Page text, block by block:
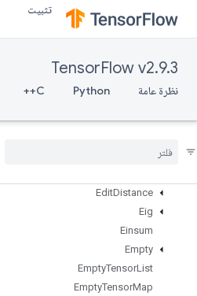
تثبيت
TensorFlow v2.9.3
نظرة عامة Python
C++
DistributedSave
DrawBoundingBoxesV2
DummyMemoryCache
DummySeedGenerator
DynamicEnqueueTPUEmbedding
EditDistance
Eig
Einsum
Empty
EmptyTensorList
EmptyTensorMap